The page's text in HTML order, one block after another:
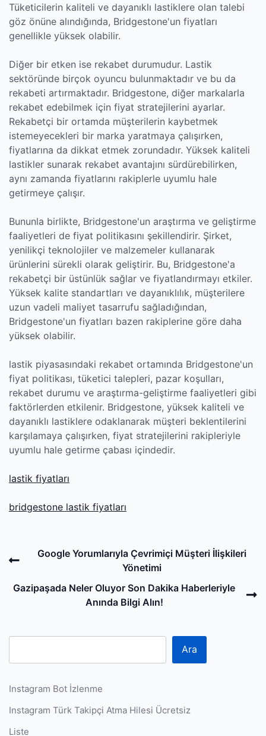
Tüketicilerin kaliteli ve dayanıklı lastiklere olan talebi
göz önüne alındığında, Bridgestone'un fiyatları
genellikle yüksek olabilir.
Diğer bir etken ise rekabet durumudur. Lastik
sektöründe birçok oyuncu bulunmaktadır ve bu da
rekabeti artırmaktadır. Bridgestone, diğer markalarla
rekabet edebilmek için fiyat stratejilerini ayarlar.
Rekabetçi bir ortamda müşterilerin kaybetmek
istemeyecekleri bir marka yaratmaya çalışırken,
fiyatlarına da dikkat etmek zorundadır. Yüksek kaliteli
lastikler sunarak rekabet avantajını sürdürebilirken,
aynı zamanda fiyatlarını rakiplerle uyumlu hale
getirmeye çalışır.
Bununla birlikte, Bridgestone'un araştırma ve geliştirme
faaliyetleri de fiyat politikasını şekillendirir. Şirket,
yenilikçi teknolojiler ve malzemeler kullanarak
ürünlerini sürekli olarak geliştirir. Bu, Bridgestone'a
rekabetçi bir üstünlük sağlar ve fiyatlandırmayı etkiler.
Yüksek kalite standartları ve dayanıklılık, müşterilere
uzun vadeli maliyet tasarrufu sağladığından,
Bridgestone'un fiyatları bazen rakiplerine göre daha
yüksek olabilir.
lastik piyasasındaki rekabet ortamında Bridgestone'un
fiyat politikası, tüketici talepleri, pazar koşulları,
rekabet durumu ve araştırma-geliştirme faaliyetleri gibi
faktörlerden etkilenir. Bridgestone, yüksek kaliteli ve
dayanıklı lastiklere odaklanarak müşteri beklentilerini
karşılamaya çalışırken, fiyat stratejilerini rakipleriyle
uyumlu hale getirme çabası içindedir.
lastik fiyatları
bridgestone lastik fiyatları
PreviousGoogle Yorumlarıyla Çevrimiçi Müşteri İlişkileri
Yönetimi
Gazipaşada Neler Oluyor Son Dakika Haberleriyle
Anında Bilgi Alın!
Ara
Instagram Bot İzlenme
Instagram Türk Takipçi Atma Hilesi Ücretsiz
Liste